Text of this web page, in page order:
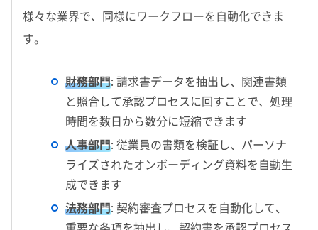
様々な業界で、同様にワークフローを自動化できま
す。
財務部門: 請求書データを抽出し、関連書類
と照合して承認プロセスに回すことで、処理
時間を数日から数分に短縮できます
人事部門: 従業員の書類を検証し、パーソナ
ライズされたオンボーディング資料を自動生
成できます
法務部門: 契約審査プロセスを自動化して、